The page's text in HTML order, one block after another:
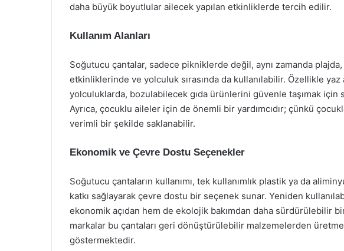
daha büyük boyutlular ailecek yapılan etkinliklerde tercih edilir.
Kullanım Alanları
Soğutucu çantalar, sadece pikniklerde değil, aynı zamanda
etkinliklerinde ve yolculuk sırasında da kullanılabilir. Özellikle yaz
yolculuklarda, bozulabilecek gıda ürünlerini güvenle taşımak
Ayrıca, çocuklu aileler için de önemli bir yardımcıdır; çünkü
verimli bir şekilde saklanabilir.
Ekonomik ve Çevre Dostu Seçenekler
Soğutucu çantaların kullanımı, tek kullanımlık plastik ya da
katkı sağlayarak çevre dostu bir seçenek sunar. Yeniden
ekonomik açıdan hem de ekolojik bakımdan daha sürdürülebilir
markalar bu çantaları geri dönüştürülebilir malzemelerden
göstermektedir.